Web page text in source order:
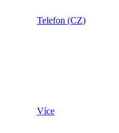
Telefon (CZ)
Více